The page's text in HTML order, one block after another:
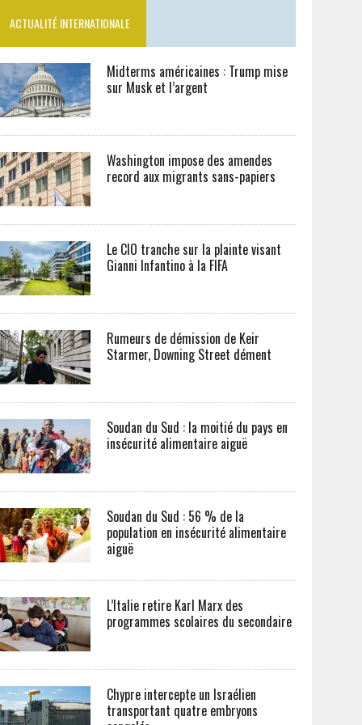
ACTUALITÉ INTERNATIONALE
Midterms américaines : Trump mise
sur Musk et l’argent
Washington impose des amendes
record aux migrants sans-papiers
Le CIO tranche sur la plainte visant
Gianni Infantino à la FIFA
Rumeurs de démission de Keir
Starmer, Downing Street dément
Soudan du Sud : la moitié du pays en
insécurité alimentaire aiguë
Soudan du Sud : 56 % de la
population en insécurité alimentaire
aiguë
L’Italie retire Karl Marx des
programmes scolaires du secondaire
Chypre intercepte un Israélien
transportant quatre embryons